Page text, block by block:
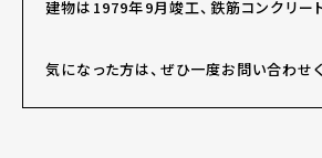
建物は1979年9月竣工、鉄筋コンクリー
気になった方は、ぜひ一度お問い合わせ